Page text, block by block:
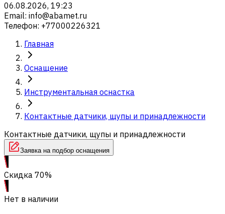
06.08.2026, 19:23
Email: info@abamet.ru
Телефон: +77000226321
Главная
Оснащение
Инструментальная оснастка
Контактные датчики, щупы и принадлежности
Контактные датчики, щупы и принадлежности
Заявка на подбор оснащения
Скидка 70%
Нет в наличии